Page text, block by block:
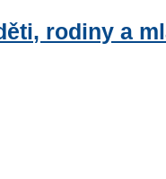
rodiny a